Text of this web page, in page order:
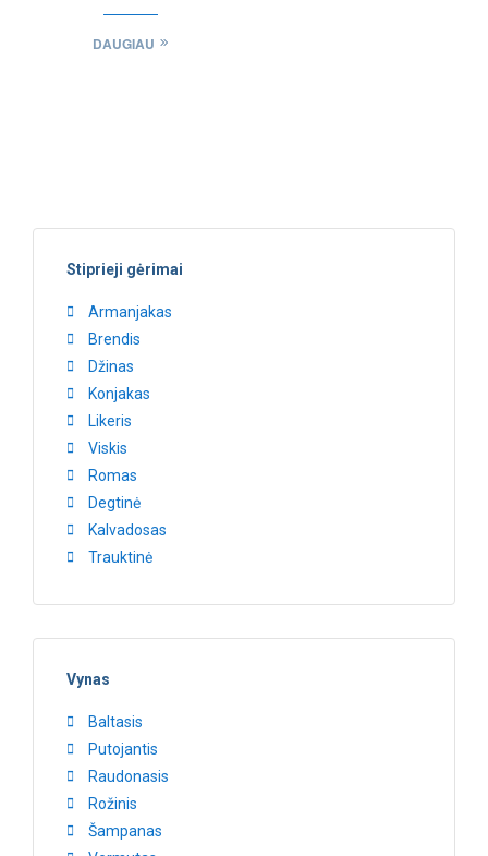
DAUGIAU
Stiprieji gėrimai
Armanjakas
Brendis
Džinas
Konjakas
Likeris
Viskis
Romas
Degtinė
Kalvadosas
Trauktinė
Vynas
Baltasis
Putojantis
Raudonasis
Rožinis
Šampanas